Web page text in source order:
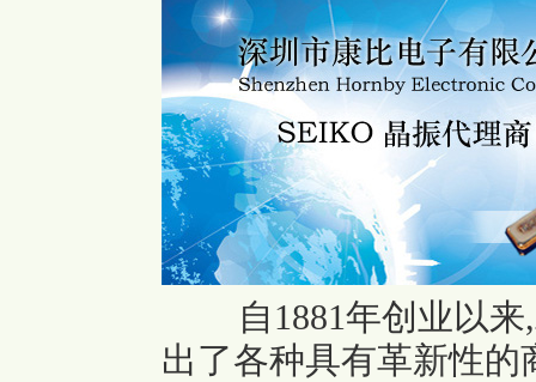
自1881年创业以
出了各种具有革新性的